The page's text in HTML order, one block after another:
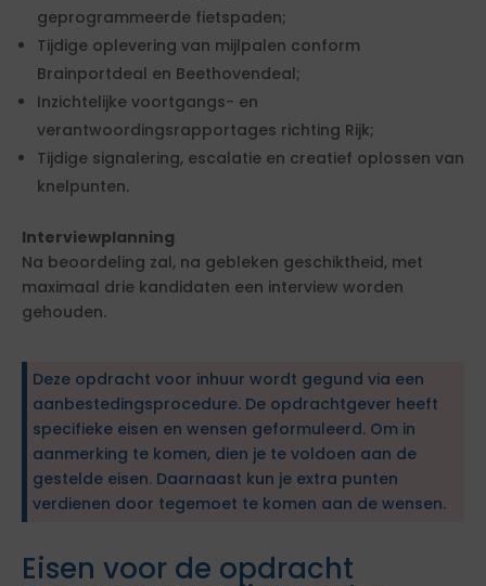
geprogrammeerde fietspaden;
Tijdige oplevering van mijlpalen conform
Brainportdeal en Beethovendeal;
Inzichtelijke voortgangs- en
verantwoordingsrapportages richting Rijk;
Tijdige signalering, escalatie en creatief oplossen van
knelpunten.
Interviewplanning
Na beoordeling zal, na gebleken geschiktheid, met
maximaal drie kandidaten een interview worden
gehouden.
Deze opdracht voor inhuur wordt gegund via een
aanbestedingsprocedure. De opdrachtgever heeft
specifieke eisen en wensen geformuleerd. Om in
aanmerking te komen, dien je te voldoen aan de
gestelde eisen. Daarnaast kun je extra punten
verdienen door tegemoet te komen aan de wensen.
Eisen voor de opdracht